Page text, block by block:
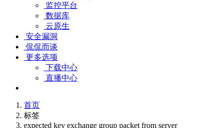
监控平台
数据库
云原生
安全漏洞
侃侃而谈
更多选项
下载中心
直播中心
首页
标签
expected key exchange group packet from server